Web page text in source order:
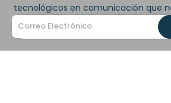
tecnológicos en comunicación que